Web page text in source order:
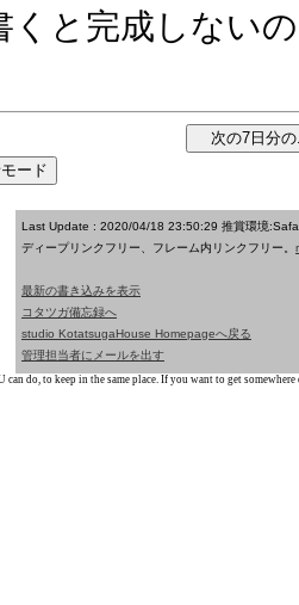
くと完成しない
Last Update : 2020/04/18 23:50:29 推賞環境
ディープリンクフリー、フレーム内リンクフリー。
最新の書き込みを表示
コタツガ備忘録へ
studio KotatsugaHouse Homepageへ戻る
管理担当者にメールを出す
do, to keep in the same place. If you want to get